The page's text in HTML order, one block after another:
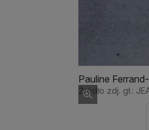
Pauline
Źródło zdj. gł.: